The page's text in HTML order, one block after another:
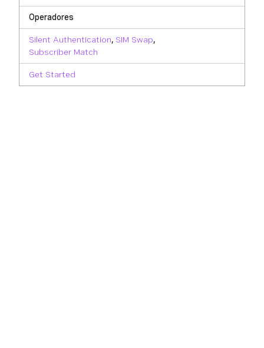
Operadores
Silent Authentication, SIM Swap,
Subscriber Match
Get Started